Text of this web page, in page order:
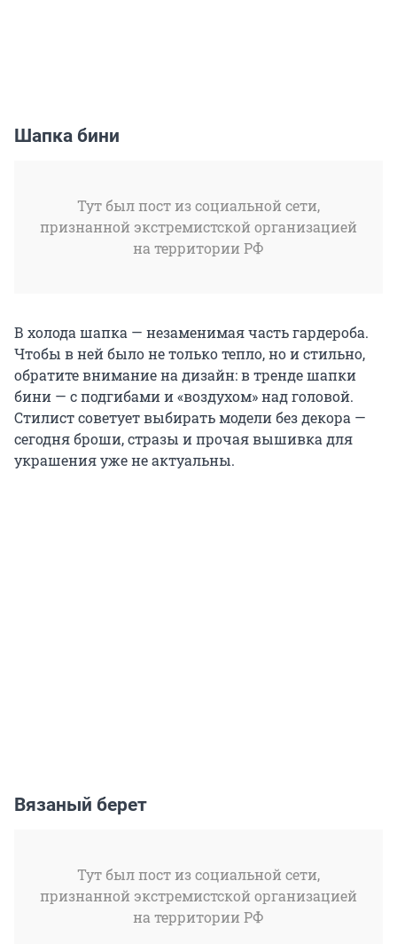
Шапка бини
Тут был пост из социальной сети,
признанной экстремистской организацией
на территории РФ
В холода шапка — незаменимая часть гардероба.
Чтобы в ней было не только тепло, но и стильно,
обратите внимание на дизайн: в тренде шапки
бини — с подгибами и «воздухом» над головой.
Стилист советует выбирать модели без декора —
сегодня броши, стразы и прочая вышивка для
украшения уже не актуальны.
Вязаный берет
Тут был пост из социальной сети,
признанной экстремистской организацией
на территории РФ